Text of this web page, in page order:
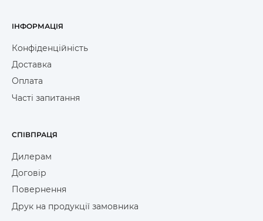
ІНФОРМАЦІЯ
Конфіденційність
Доставка
Оплата
Часті запитання
СПІВПРАЦЯ
Дилерам
Договір
Повернення
Друк на продукції замовника